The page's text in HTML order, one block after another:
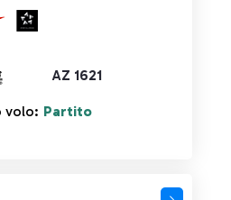
AZ 1621
volo: Partito